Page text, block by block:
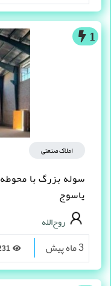
1
املاک صنعتی
سوله بزرگ با
یاسوج
روح‌الله
3 ماه پیش